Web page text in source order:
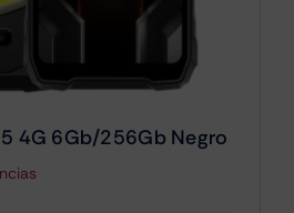
4G 6Gb/256Gb Negro